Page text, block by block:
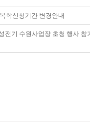
학신청기간 변경안내
전기 수원사업장 초청 행사 참